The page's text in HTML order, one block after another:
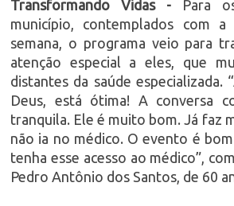
Transformando Vidas - Para
município, contemplados com
semana, o programa veio para
atenção especial a eles, que
distantes da saúde especializada.
Deus, está ótima! A conversa
tranquila. Ele é muito bom. Já faz
não ia no médico. O evento é
tenha esse acesso ao médico”,
Pedro Antônio dos Santos, de 60